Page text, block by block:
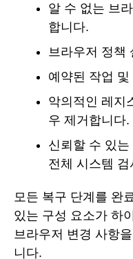
알 수 없는 브
합니다.
브라우저 정책
예약된 작업
악의적인 레지
우 제거합니다.
신뢰할 수 있
전체 시스템
모든 복구 단계를 완
있는 구성 요소가 하
브라우저 변경 사항
니다.